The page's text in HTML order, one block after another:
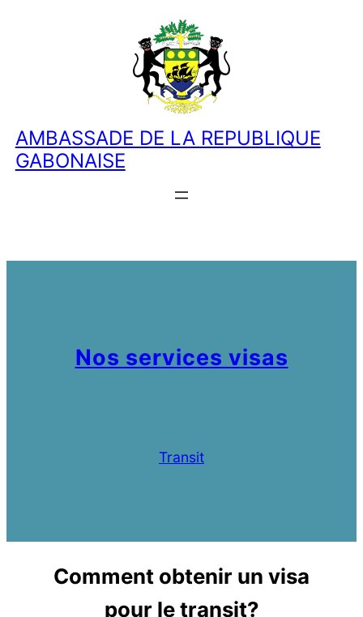
AMBASSADE DE LA REPUBLIQUE
GABONAISE
Nos services visas
Transit
Comment obtenir un visa
pour le transit?